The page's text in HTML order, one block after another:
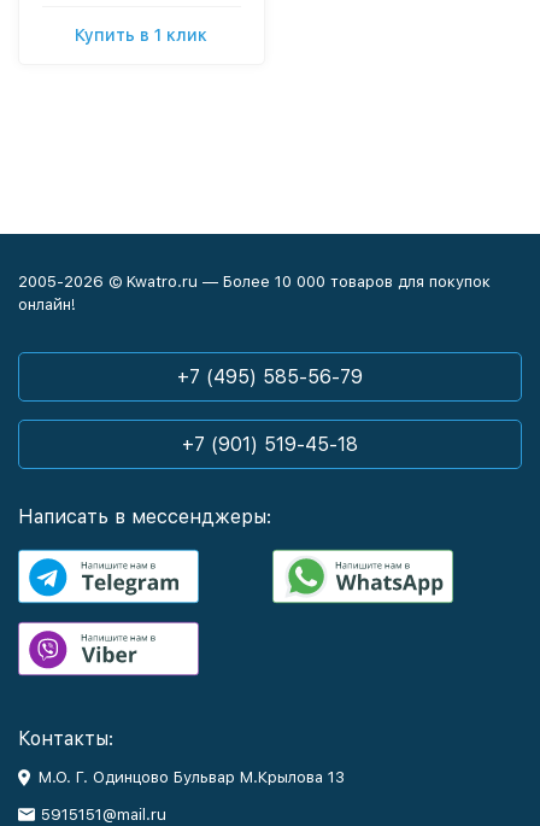
Купить в 1 клик
2005-2026 © Kwatro.ru — Более 10 000 товаров для покупок
онлайн!
+7 (495) 585-56-79
+7 (901) 519-45-18
Написать в мессенджеры:
Контакты:
М.О. Г. Одинцово Бульвар М.Крылова 13
5915151@mail.ru